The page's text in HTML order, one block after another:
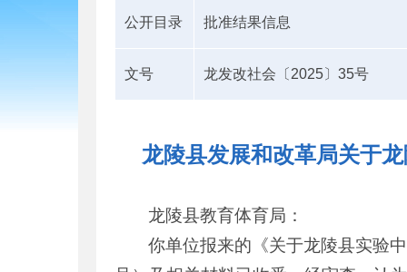
公开目录 批准结果信息
文号 龙发改社会〔2025〕35号
龙陵县发展和改革局关于
龙陵县教育体育局：
你单位报来的《关于龙陵县实验